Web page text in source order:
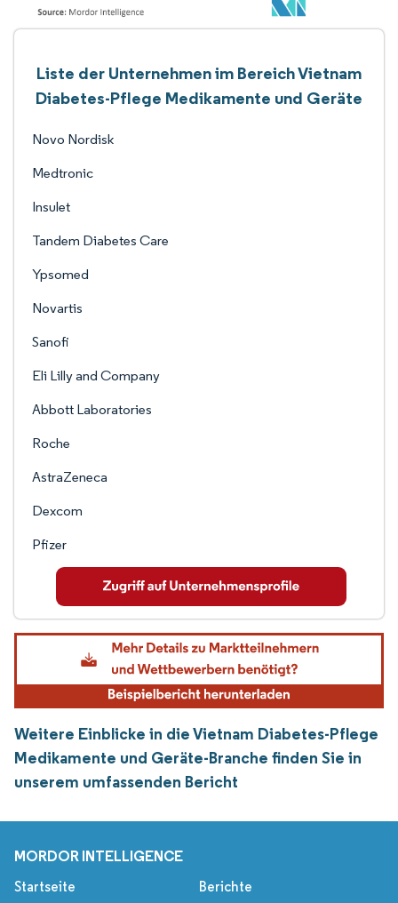
Liste der Unternehmen im Bereich Vietnam
Diabetes-Pflege Medikamente und Geräte
Novo Nordisk
Medtronic
Insulet
Tandem Diabetes Care
Ypsomed
Novartis
Sanofi
Eli Lilly and Company
Abbott Laboratories
Roche
AstraZeneca
Dexcom
Pfizer
Weitere Einblicke in die Vietnam Diabetes-Pflege
Medikamente und Geräte-Branche finden Sie in
unserem umfassenden Bericht
MORDOR INTELLIGENCE
Startseite Berichte